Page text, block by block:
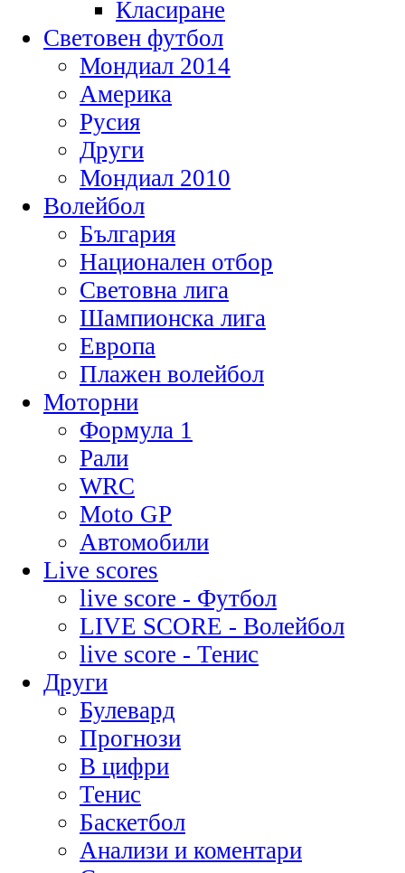
Класиране
Световен футбол
Мондиал 2014
Америка
Русия
Други
Мондиал 2010
Волейбол
България
Национален отбор
Световна лига
Шампионска лига
Европа
Плажен волейбол
Моторни
Формула 1
Рали
WRC
Moto GP
Автомобили
Live scores
live score - Футбол
LIVE SCORE - Волейбол
live score - Тенис
Други
Булевард
Прогнози
В цифри
Тенис
Баскетбол
Анализи и коментари